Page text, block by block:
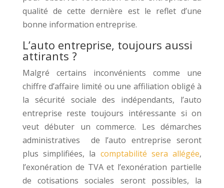
qualité de cette dernière est le reflet d’une
bonne information entreprise.
L’auto entreprise, toujours aussi
attirants ?
Malgré certains inconvénients comme une
chiffre d’affaire limité ou une affiliation obligé à
la sécurité sociale des indépendants, l’auto
entreprise reste toujours intéressante si on
veut débuter un commerce. Les démarches
administratives de l’auto entreprise seront
plus simplifiées, la comptabilité sera allégée,
l’exonération de TVA et l’exonération partielle
de cotisations sociales seront possibles, la